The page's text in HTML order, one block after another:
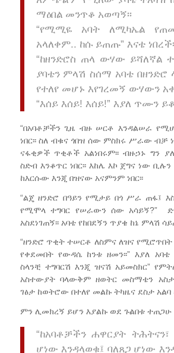
ማዕበል መንጥቆ አወጣኝ፡፡
“የሚሚዬ አባት ለሚካኤል
አላለቀም.. ከሱ ይጠጡ” እናቴ
“ከዘንድሮስ ጠላ ውሃው ይሻለኛል
ያባቴን ምላሽ ስሰማ አባቴ
የተለየ መሆኑ እየገረመኝ ውሃውን
“እሰይ እሰይ! እሰይ!” እያለ ጥሙን
“በአባቶቻችን ጊዜ ብዙ ሠርቶ እንዳልሠራ
ነበር፡፡ ስለ ብቁና ጎበዝ ሰው ምስክሩ ሥራው ብቻ
ናፋቂዎች ጥቂቶች አልነበሩም፡፡ ብዙኃኑ ግን
ስድብ እንቆጥር ነበር፡፡ እከሌ እኮ ጀግና ነው
ከእርሱው እንጂ በዝናው አናምንም ነበር፡፡
“ልጄ ዘንድሮ በዓይን የሚታይ በጎ ሥራ ጠፋ፤
የሚሞላ ተግባር የሠራውን ሰው አሳይኝ?”
አስደነገጠኝ፡፡ አባቴ የከበደኝን ጥያቄ ከኔ ምላሽ
“ዘንድሮ ጥቂት ተሠርቶ ለስምና ለዝና የሚሮጥበት
የቀደመበት የውዳሴ ከንቱ ዘመን፡፡” እያለ አባቴ
ስላንቺ ተግባርሽ እንጂ ዝናሽ አይመስክር”
አስተውያት ባላውቅም ዘወትር መስማቴን
ገፅታ ከወትሮው በተለየ መልኩ ትካዜና ደስታ አልባ
ምን ሊመክረኝ ይሆን እያልኩ ወደ ጉልበቱ ተጠጋሁ
“ከአባቶቻችን ሐዋርያት
ሆነው እንዳላወቁ፤ ባለጸጋ ሆነው